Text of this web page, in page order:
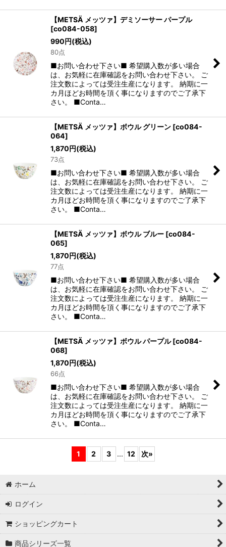
【METSÄ メッツァ】デミソーサー パープル
[co084-058]
990円(税込)
80点
■お問い合わせ下さい■ 希望購入数が多い場合
は、お気軽に在庫確認をお問い合わせ下さい。 ご
注文数によっては受注生産になります。 納期に一
カ月ほどお時間を頂く事になりますのでご了承下
さい。 ■Conta…
【METSÄ メッツァ】ボウル グリーン [co084-
064]
1,870円(税込)
73点
■お問い合わせ下さい■ 希望購入数が多い場合
は、お気軽に在庫確認をお問い合わせ下さい。 ご
注文数によっては受注生産になります。 納期に一
カ月ほどお時間を頂く事になりますのでご了承下
さい。 ■Conta…
【METSÄ メッツァ】ボウル ブルー [co084-
065]
1,870円(税込)
77点
■お問い合わせ下さい■ 希望購入数が多い場合
は、お気軽に在庫確認をお問い合わせ下さい。 ご
注文数によっては受注生産になります。 納期に一
カ月ほどお時間を頂く事になりますのでご了承下
さい。 ■Conta…
【METSÄ メッツァ】ボウル パープル [co084-
068]
1,870円(税込)
66点
■お問い合わせ下さい■ 希望購入数が多い場合
は、お気軽に在庫確認をお問い合わせ下さい。 ご
注文数によっては受注生産になります。 納期に一
カ月ほどお時間を頂く事になりますのでご了承下
さい。 ■Conta…
1 2 3 ... 12 次»
ホーム
ログイン
ショッピングカート
商品シリーズ一覧